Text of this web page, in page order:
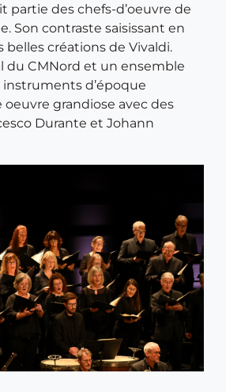
partie des chefs-d’oeuvre de
Son contraste saisissant en
belles créations de Vivaldi.
du CMNord et un ensemble
d’époque
grandiose avec des
Durante et Johann